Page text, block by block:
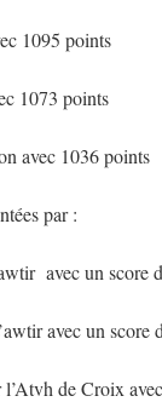
1095 points
1073 points
avec 1036 points
par :
avec un score
avec un score
de Croix